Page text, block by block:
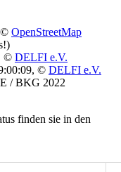
© OpenStreetMap
© DELFI e.V.
© DELFI e.V.
/ BKG 2022
finden sie in den